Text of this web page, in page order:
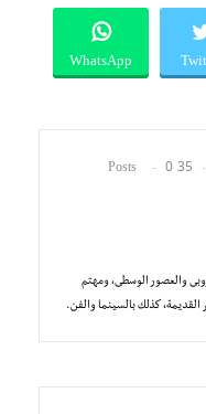
WhatsApp
35 Posts
0
والعصور الوسطى، ومهتم
القديمة، كذلك بالسينما والفن.